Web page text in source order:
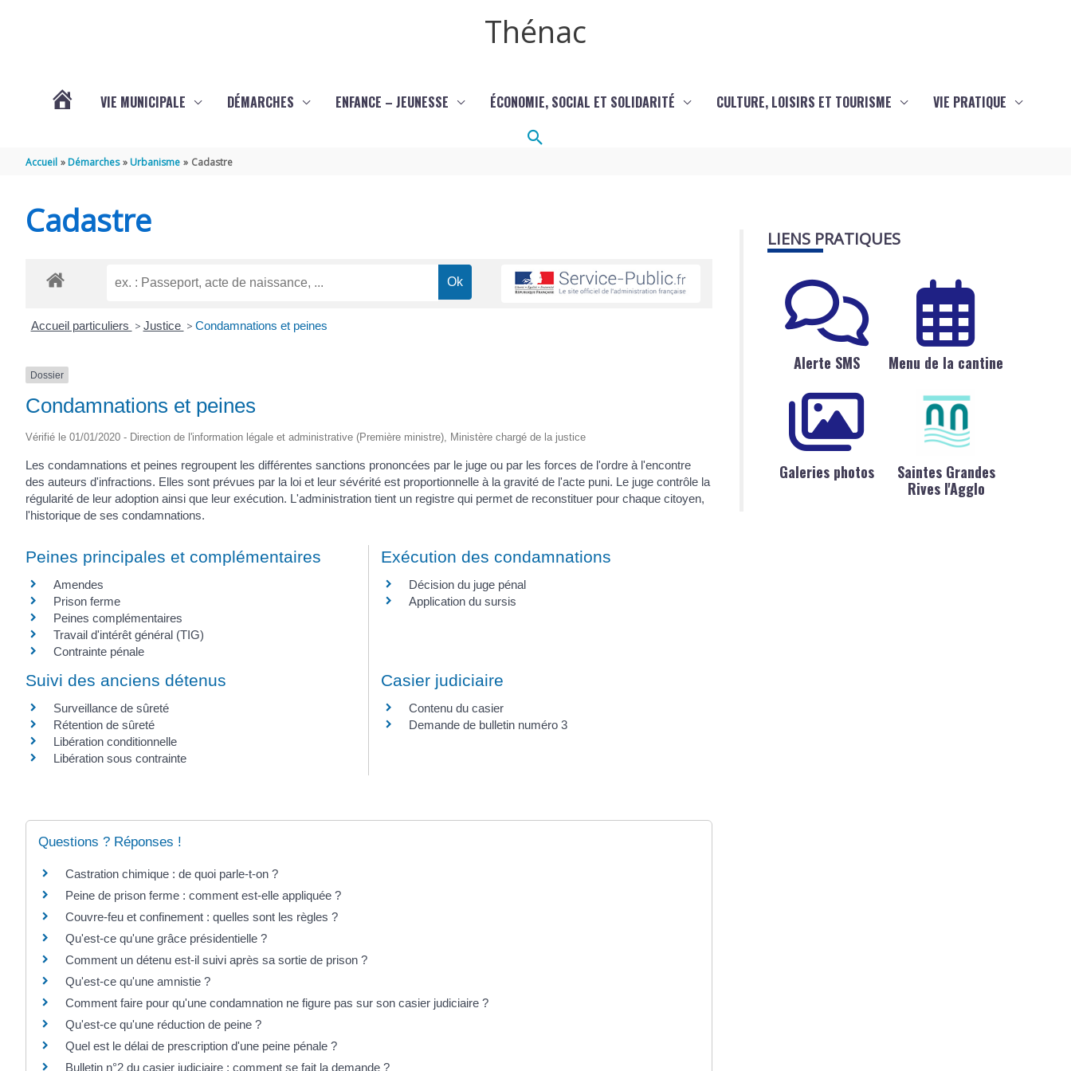
Thénac
THÉNAC
VIE MUNICIPALE DÉMARCHES ENFANCE – JEUNESSE ÉCONOMIE, SOCIAL ET SOLIDARITÉ CULTURE, LOISIRS ET TOURISME VIE PRATIQUE
Rechercher
Accueil Démarches Urbanisme Cadastre
Cadastre
Accueil particuliers > Justice > Condamnations et peines
Dossier
Condamnations et peines
Vérifié le 01/01/2020 - Direction de l'information légale et administrative (Première ministre), Ministère chargé de la justice
Les condamnations et peines regroupent les différentes sanctions prononcées par le juge ou par les forces de l'ordre à l'encontre
des auteurs d'infractions. Elles sont prévues par la loi et leur sévérité est proportionnelle à la gravité de l'acte puni. Le juge contrôle la
régularité de leur adoption ainsi que leur exécution. L'administration tient un registre qui permet de reconstituer pour chaque citoyen,
l'historique de ses condamnations.
Peines principales et complémentaires
Amendes
Prison ferme
Peines complémentaires
Travail d'intérêt général (TIG)
Contrainte pénale
Exécution des condamnations
Décision du juge pénal
Application du sursis
Suivi des anciens détenus
Surveillance de sûreté
Rétention de sûreté
Libération conditionnelle
Libération sous contrainte
Casier judiciaire
Contenu du casier
Demande de bulletin numéro 3
Questions ? Réponses !
Castration chimique : de quoi parle-t-on ?
Peine de prison ferme : comment est-elle appliquée ?
Couvre-feu et confinement : quelles sont les règles ?
Qu'est-ce qu'une grâce présidentielle ?
Comment un détenu est-il suivi après sa sortie de prison ?
Qu'est-ce qu'une amnistie ?
Comment faire pour qu'une condamnation ne figure pas sur son casier judiciaire ?
Qu'est-ce qu'une réduction de peine ?
Quel est le délai de prescription d'une peine pénale ?
Bulletin n°2 du casier judiciaire : comment se fait la demande ?
LIENS PRATIQUES
Alerte SMS Menu de la cantine
Galeries photos
Saintes Grandes
Rives l'Agglo